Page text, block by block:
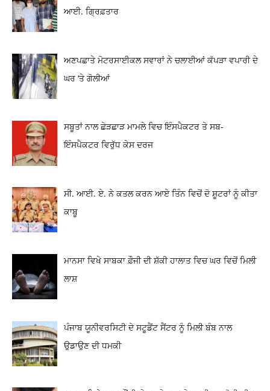
ਆਈ. ਗ੍ਰਿਫ਼ਤਾਰ
ਅਣਪਛਾਤੇ ਮੋਟਰਸਾਈਕਲ ਸਵਾਰਾਂ ਨੇ ਚਲਾਈਆਂ ਕੱਪੜਾ ਵਪਾਰੀ ਦੇ
ਘਰ ‘ਤੇ ਗੋਲੀਆਂ
ਸਬੂਤਾਂ ਨਾਲ ਛੇੜਛਾੜ ਮਾਮਲੇ ਵਿਚ ਇੰਸਪੈਕਟਰ ਤੇ ਸਬ-
ਇੰਸਪੈਕਟਰ ਵਿਰੁੱਧ ਕੇਸ ਦਰਜ
ਸੀ. ਆਈ. ਏ. ਨੇ ਕਤਲ ਕਰਨ ਆਏ ਤਿੰਨ ਵਿਚੋਂ ਦੋ ਸ਼ੂਟਰਾਂ ਨੂੰ ਕੀਤਾ
ਕਾਬੂ
ਮਾਨਸਾ ਵਿਖੇ ਸਾਬਕਾ ਫ਼ੌਜੀ ਦੀ ਸ਼ੱਕੀ ਹਾਲਾਤ ਵਿਚ ਘਰ ਵਿਚੋਂ ਮਿਲੀ
ਲਾਸ਼
ਪੰਜਾਬ ਯੂਨੀਵਰਸਿਟੀ ਦੇ ਸਟੂਡੈਂਟ ਸੈਂਟਰ ਨੂੰ ਮਿਲੀ ਬੰਬ ਨਾਲ
ਉਡਾਉਣ ਦੀ ਧਮਕੀ